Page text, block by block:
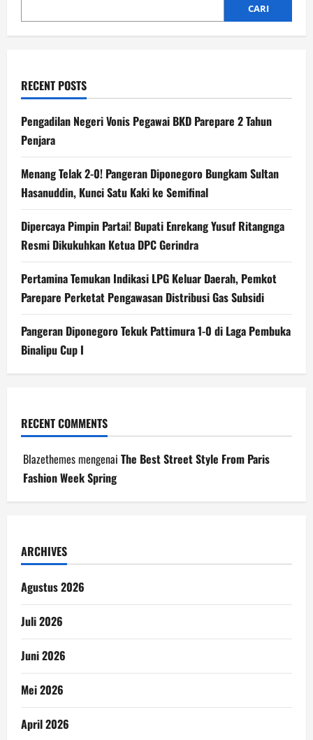
CARI
RECENT POSTS
Pengadilan Negeri Vonis Pegawai BKD Parepare 2 Tahun
Penjara
Menang Telak 2-0! Pangeran Diponegoro Bungkam Sultan
Hasanuddin, Kunci Satu Kaki ke Semifinal
Dipercaya Pimpin Partai! Bupati Enrekang Yusuf Ritangnga
Resmi Dikukuhkan Ketua DPC Gerindra
Pertamina Temukan Indikasi LPG Keluar Daerah, Pemkot
Parepare Perketat Pengawasan Distribusi Gas Subsidi
Pangeran Diponegoro Tekuk Pattimura 1-0 di Laga Pembuka
Binalipu Cup I
RECENT COMMENTS
Blazethemesmengenai The Best Street Style From Paris
Fashion Week Spring
ARCHIVES
Agustus 2026
Juli 2026
Juni 2026
Mei 2026
April 2026